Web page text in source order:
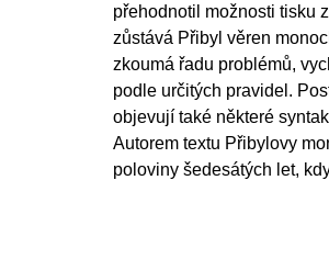
přehodnotil možnosti tisku
zůstává Přibyl věren
zkoumá řadu problémů,
podle určitých pravidel.
objevují také některé
Autorem textu Přibylovy
poloviny šedesátých let,